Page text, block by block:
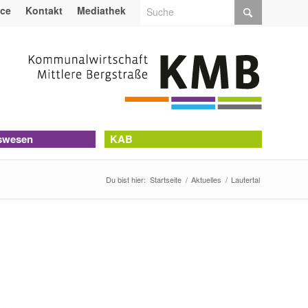
Kontakt Mediathek
KAB
Du bist hier: Startseite / Aktuelles / Lautertal